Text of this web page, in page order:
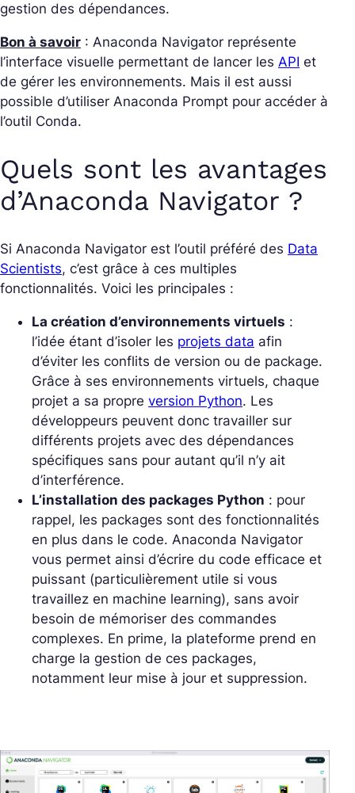
gestion des dépendances.
Bon à savoir : Anaconda Navigator représente
l’interface visuelle permettant de lancer les API et
de gérer les environnements. Mais il est aussi
possible d’utiliser Anaconda Prompt pour accéder à
l’outil Conda.
Quels sont les avantages
d’Anaconda Navigator ?
Si Anaconda Navigator est l’outil préféré des Data
Scientists, c’est grâce à ces multiples
fonctionnalités. Voici les principales :
La création d’environnements virtuels :
l’idée étant d’isoler les projets data afin
d’éviter les conflits de version ou de package.
Grâce à ses environnements virtuels, chaque
projet a sa propre version Python. Les
développeurs peuvent donc travailler sur
différents projets avec des dépendances
spécifiques sans pour autant qu’il n’y ait
d’interférence.
L’installation des packages Python : pour
rappel, les packages sont des fonctionnalités
en plus dans le code. Anaconda Navigator
vous permet ainsi d’écrire du code efficace et
puissant (particulièrement utile si vous
travaillez en machine learning), sans avoir
besoin de mémoriser des commandes
complexes. En prime, la plateforme prend en
charge la gestion de ces packages,
notamment leur mise à jour et suppression.